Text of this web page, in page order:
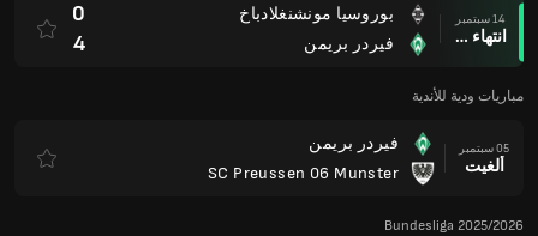
14 سبتمبر
انتهاء وقت المباراة
بوروسيا مونشنغلادباخ
فيردر بريمن
0
4
مباريات ودية للأندية
05 سبتمبر
ألغيت
فيردر بريمن
SC Preussen 06 Munster
Bundesliga 2025/2026